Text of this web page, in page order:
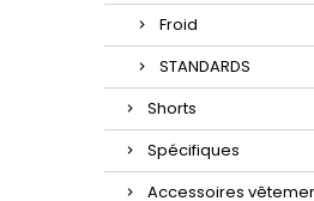
Froid
STANDARDS
Shorts
Spécifiques
Accessoires